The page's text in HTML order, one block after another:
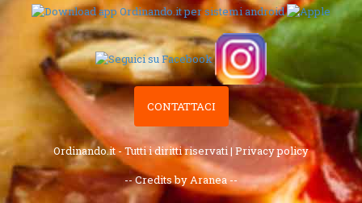
CONTATTACI
Ordinando.it - Tutti i diritti riservati | Privacy policy
-- Credits by Aranea --